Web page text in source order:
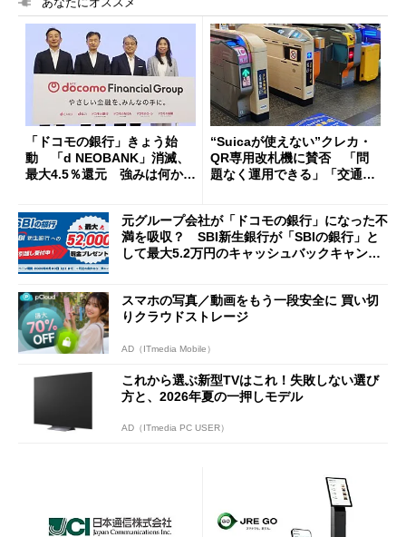
「ドコモの銀行」きょう始
動 「d NEOBANK」消滅、
最大4.5％還元 強みは何か解
“Suicaが使えない”クレカ・
QR専用改札機に賛否 「問
題なく運用できる」「交通系I
元グループ会社が「ドコモの銀行」になった不
満を吸収？ SBI新生銀行が「SBIの銀行」と
して最大5.2万円のキャッシュバックキャンペ
スマホの写真／動画をもう一段安全に 買い切
りクラウドストレージ
AD（ITmedia Mobile）
これから選ぶ新型TVはこれ！失敗しない選び
方と、2026年夏の一押しモデル
AD（ITmedia PC USER）